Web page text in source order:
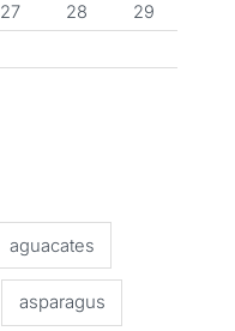
27 28
29
aguacates
asparagus